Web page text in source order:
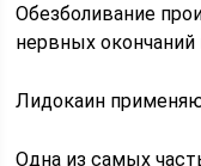
Обезболивание
нервных окончаний
Лидокаин
Одна из самых